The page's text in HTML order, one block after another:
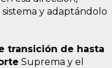
y adaptándolo
transición de hasta
Suprema y el